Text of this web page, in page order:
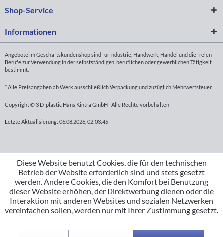
Shop-Service
Informationen
Angebote im Geschäftskundenshop sind für Industrie, Handwerk, Handel und die freien
Berufe zur Verwendung in der selbstständigen, beruflichen oder gewerblichen Tätigkeit
bestimmt.
* Alle Preisangaben ab Werk ausschließlich Verpackung und zuzüglich Mehrwertsteuer
Copyright © 3 D-plastic Hans Kintra GmbH - Alle Rechte vorbehalten
Letzte Aktualisierung: 06.08.2026, 02:03:45
Diese Website benutzt Cookies, die für den technischen
Betrieb der Website erforderlich sind und stets gesetzt
werden. Andere Cookies, die den Komfort bei Benutzung
dieser Website erhöhen, der Direktwerbung dienen oder die
Interaktion mit anderen Websites und sozialen Netzwerken
vereinfachen sollen, werden nur mit Ihrer Zustimmung gesetzt.